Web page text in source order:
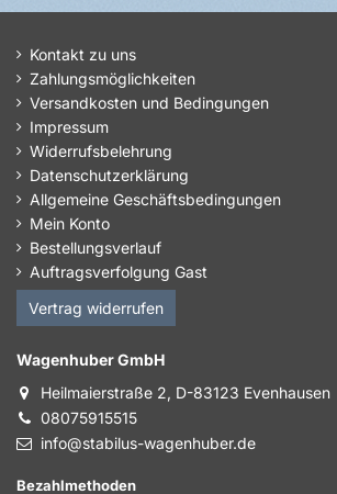
Kontakt zu uns
Zahlungsmöglichkeiten
Versandkosten und Bedingungen
Impressum
Widerrufsbelehrung
Datenschutzerklärung
Allgemeine Geschäftsbedingungen
Mein Konto
Bestellungsverlauf
Auftragsverfolgung Gast
Vertrag widerrufen
Wagenhuber GmbH
Heilmaierstraße 2, D-83123 Evenhausen
08075915515
info@stabilus-wagenhuber.de
Bezahlmethoden